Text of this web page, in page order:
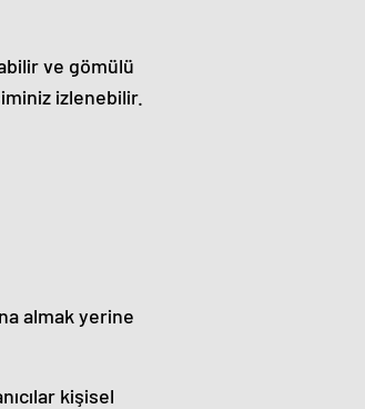
ve gömülü
izlenebilir.
almak yerine
kişisel